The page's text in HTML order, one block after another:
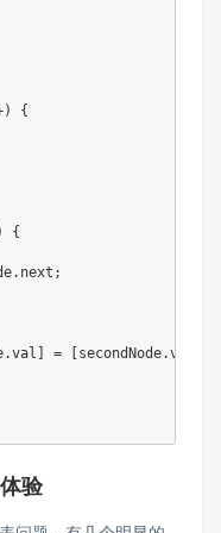
)
{
{
. next ;
.val = secondNode.val
验